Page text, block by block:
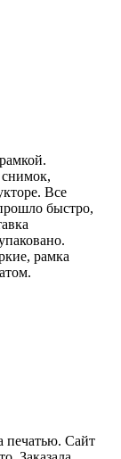
Все
быстро,
рамка
печатью. Сайт